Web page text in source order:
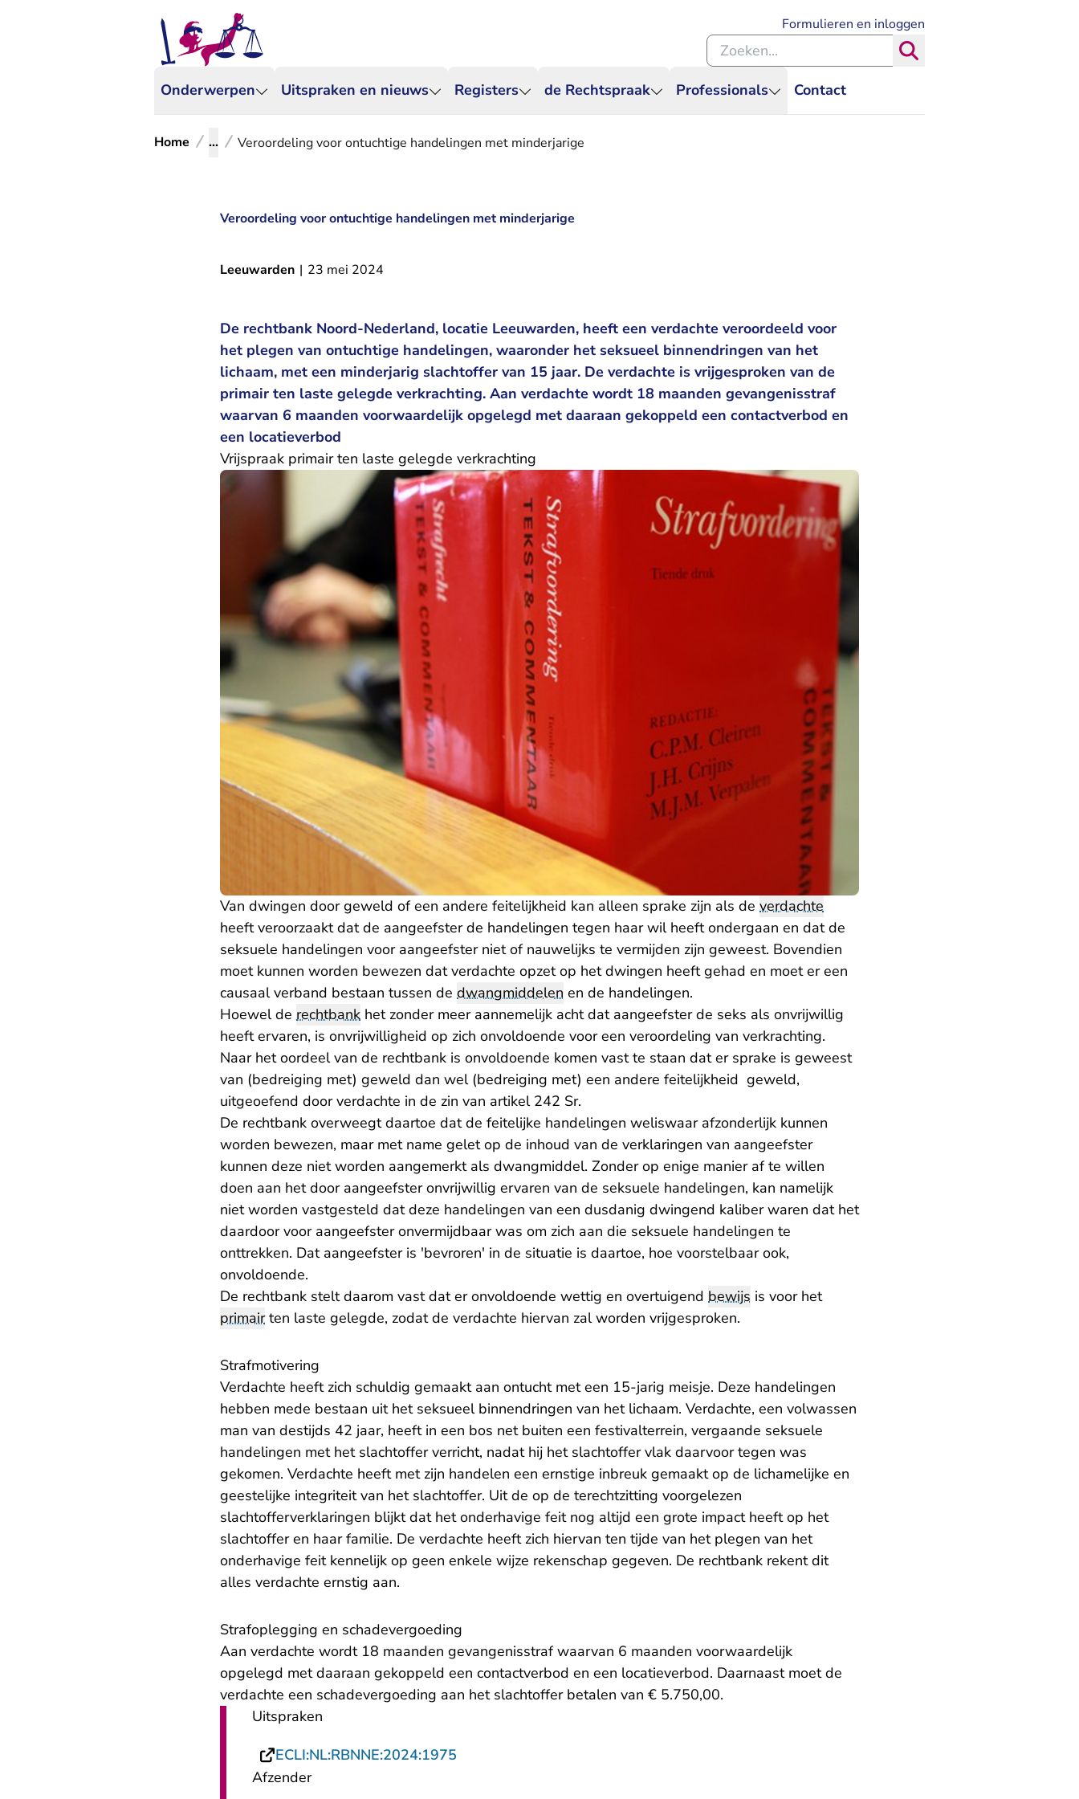
Onderwerpen Uitspraken en nieuws Registers de Rechtspraak Professionals Contact
Formulieren en inloggen
Zoeken binnen de Rechtspraak
Home ... Veroordeling voor ontuchtige handelingen met minderjarige
Veroordeling voor ontuchtige handelingen met minderjarige
Leeuwarden | 23 mei 2024
De rechtbank Noord-Nederland, locatie Leeuwarden, heeft een verdachte veroordeeld voor
het plegen van ontuchtige handelingen, waaronder het seksueel binnendringen van het
lichaam, met een minderjarig slachtoffer van 15 jaar. De verdachte is vrijgesproken van de
primair ten laste gelegde verkrachting. Aan verdachte wordt 18 maanden gevangenisstraf
waarvan 6 maanden voorwaardelijk opgelegd met daaraan gekoppeld een contactverbod en
een locatieverbod
Vrijspraak primair ten laste gelegde verkrachting
Van dwingen door geweld of een andere feitelijkheid kan alleen sprake zijn als de verdachte
heeft veroorzaakt dat de aangeefster de handelingen tegen haar wil heeft ondergaan en dat de
seksuele handelingen voor aangeefster niet of nauwelijks te vermijden zijn geweest. Bovendien
moet kunnen worden bewezen dat verdachte opzet op het dwingen heeft gehad en moet er een
causaal verband bestaan tussen de dwangmiddelen en de handelingen.
Hoewel de rechtbank het zonder meer aannemelijk acht dat aangeefster de seks als onvrijwillig
heeft ervaren, is onvrijwilligheid op zich onvoldoende voor een veroordeling van verkrachting.
Naar het oordeel van de rechtbank is onvoldoende komen vast te staan dat er sprake is geweest
van (bedreiging met) geweld dan wel (bedreiging met) een andere feitelijkheid geweld,
uitgeoefend door verdachte in de zin van artikel 242 Sr.
De rechtbank overweegt daartoe dat de feitelijke handelingen weliswaar afzonderlijk kunnen
worden bewezen, maar met name gelet op de inhoud van de verklaringen van aangeefster
kunnen deze niet worden aangemerkt als dwangmiddel. Zonder op enige manier af te willen
doen aan het door aangeefster onvrijwillig ervaren van de seksuele handelingen, kan namelijk
niet worden vastgesteld dat deze handelingen van een dusdanig dwingend kaliber waren dat het
daardoor voor aangeefster onvermijdbaar was om zich aan die seksuele handelingen te
onttrekken. Dat aangeefster is 'bevroren' in de situatie is daartoe, hoe voorstelbaar ook,
onvoldoende.
De rechtbank stelt daarom vast dat er onvoldoende wettig en overtuigend bewijs is voor het
primairten laste gelegde, zodat de verdachte hiervan zal worden vrijgesproken.
Strafmotivering
Verdachte heeft zich schuldig gemaakt aan ontucht met een 15-jarig meisje. Deze handelingen
hebben mede bestaan uit het seksueel binnendringen van het lichaam. Verdachte, een volwassen
man van destijds 42 jaar, heeft in een bos net buiten een festivalterrein, vergaande seksuele
handelingen met het slachtoffer verricht, nadat hij het slachtoffer vlak daarvoor tegen was
gekomen. Verdachte heeft met zijn handelen een ernstige inbreuk gemaakt op de lichamelijke en
geestelijke integriteit van het slachtoffer. Uit de op de terechtzitting voorgelezen
slachtofferverklaringen blijkt dat het onderhavige feit nog altijd een grote impact heeft op het
slachtoffer en haar familie. De verdachte heeft zich hiervan ten tijde van het plegen van het
onderhavige feit kennelijk op geen enkele wijze rekenschap gegeven. De rechtbank rekent dit
alles verdachte ernstig aan.
Strafoplegging en schadevergoeding
Aan verdachte wordt 18 maanden gevangenisstraf waarvan 6 maanden voorwaardelijk
opgelegd met daaraan gekoppeld een contactverbod en een locatieverbod. Daarnaast moet de
verdachte een schadevergoeding aan het slachtoffer betalen van € 5.750,00.
Uitspraken
ECLI:NL:RBNNE:2024:1975
Afzender